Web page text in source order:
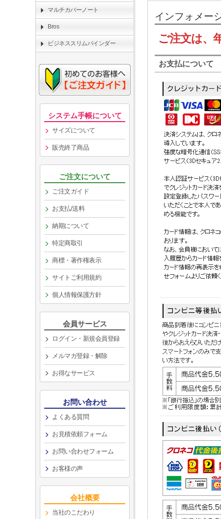
インフォメー
ご注文は、
お支払について
マルチカバーノート
Bros
ビジネススリムバインダー
システム手帳について
サイズについて
販売終了商品
ご注文について
ご注文ガイド
お支払/送料
納期について
特定商取引
商標・著作権表示
サイトご利用規約
個人情報保護方針
会員サービス
ログイン・新規会員登録
メルマガ登録・解除
お得なサービス
お問い合わせ
よくある質問
お見積依頼フォーム
お問い合わせフォーム
お客様の声
会社概要
当社のこだわり